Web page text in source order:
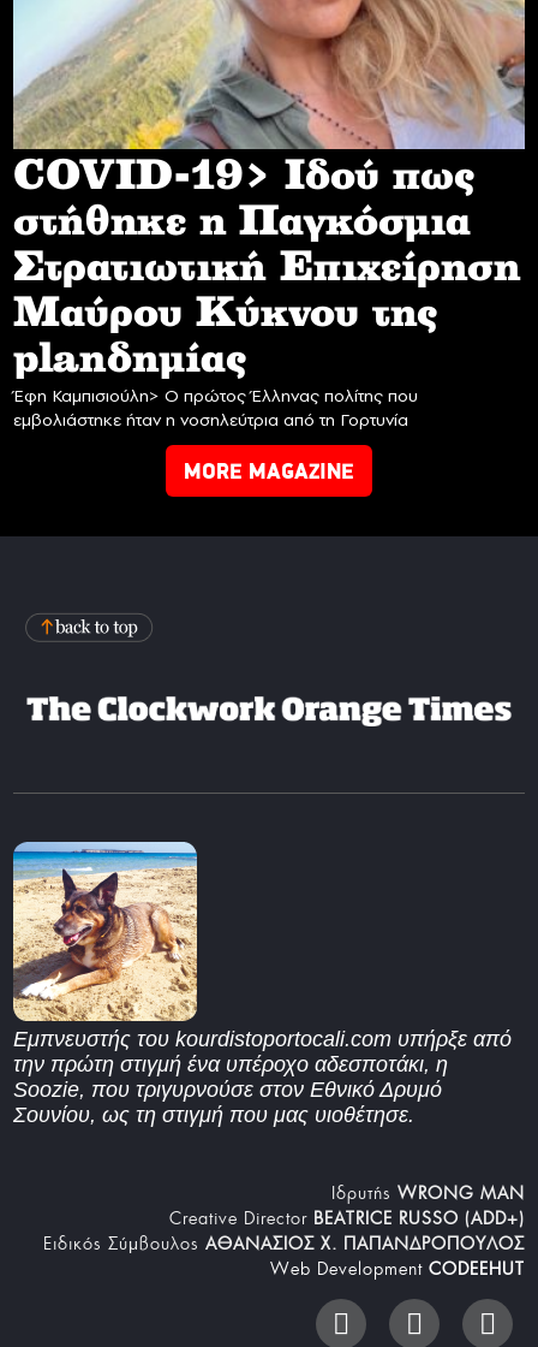
COVID-19> Iδού πως
στήθηκε η Παγκόσμια
Στρατιωτική Επιχείρηση
Mαύρου Κύκνου της
planδημίας
Έφη Καμπισιούλη> Ο πρώτος Έλληνας πολίτης που
εμβολιάστηκε ήταν η νοσηλεύτρια από τη Γορτυνία
MORE MAGAZINE
Εμπνευστής του kourdistoportocali.com υπήρξε από
την πρώτη στιγμή ένα υπέροχο αδεσποτάκι, η
Soozie, που τριγυρνούσε στον Εθνικό Δρυμό
Σουνίου, ως τη στιγμή που μας υιοθέτησε.
Iδρυτής WRONG MAN
Creative Director BEATRICE RUSSO (ADD+)
Ειδικός Σύμβουλος ΑΘΑΝΑΣΙΟΣ Χ. ΠΑΠΑΝΔΡΟΠΟΥΛΟΣ
Web Development CODEEHUT